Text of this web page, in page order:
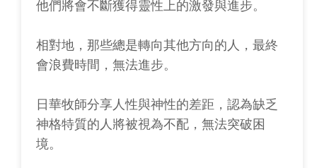
他們將會不斷獲得靈性上的激發與進步。
相對地，那些總是轉向其他方向的人，最終
會浪費時間，無法進步。
日華牧師分享人性與神性的差距，認為缺乏
神格特質的人將被視為不配，無法突破困
境。